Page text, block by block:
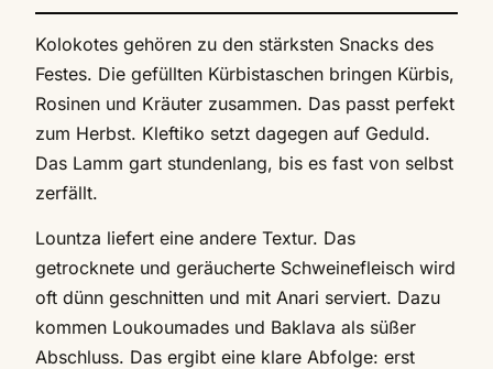
Kolokotes gehören zu den stärksten Snacks des
Festes. Die gefüllten Kürbistaschen bringen Kürbis,
Rosinen und Kräuter zusammen. Das passt perfekt
zum Herbst. Kleftiko setzt dagegen auf Geduld.
Das Lamm gart stundenlang, bis es fast von selbst
zerfällt.
Lountza liefert eine andere Textur. Das
getrocknete und geräucherte Schweinefleisch wird
oft dünn geschnitten und mit Anari serviert. Dazu
kommen Loukoumades und Baklava als süßer
Abschluss. Das ergibt eine klare Abfolge: erst